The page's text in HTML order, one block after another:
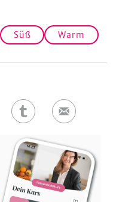
Süß Warm
Auf
teilen
E-